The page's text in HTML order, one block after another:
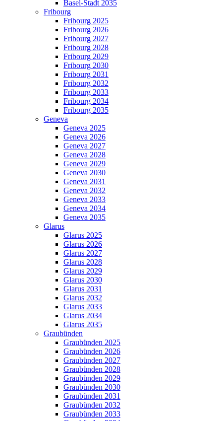
Basel-Stadt 2035
Fribourg
Fribourg 2025
Fribourg 2026
Fribourg 2027
Fribourg 2028
Fribourg 2029
Fribourg 2030
Fribourg 2031
Fribourg 2032
Fribourg 2033
Fribourg 2034
Fribourg 2035
Geneva
Geneva 2025
Geneva 2026
Geneva 2027
Geneva 2028
Geneva 2029
Geneva 2030
Geneva 2031
Geneva 2032
Geneva 2033
Geneva 2034
Geneva 2035
Glarus
Glarus 2025
Glarus 2026
Glarus 2027
Glarus 2028
Glarus 2029
Glarus 2030
Glarus 2031
Glarus 2032
Glarus 2033
Glarus 2034
Glarus 2035
Graubünden
Graubünden 2025
Graubünden 2026
Graubünden 2027
Graubünden 2028
Graubünden 2029
Graubünden 2030
Graubünden 2031
Graubünden 2032
Graubünden 2033